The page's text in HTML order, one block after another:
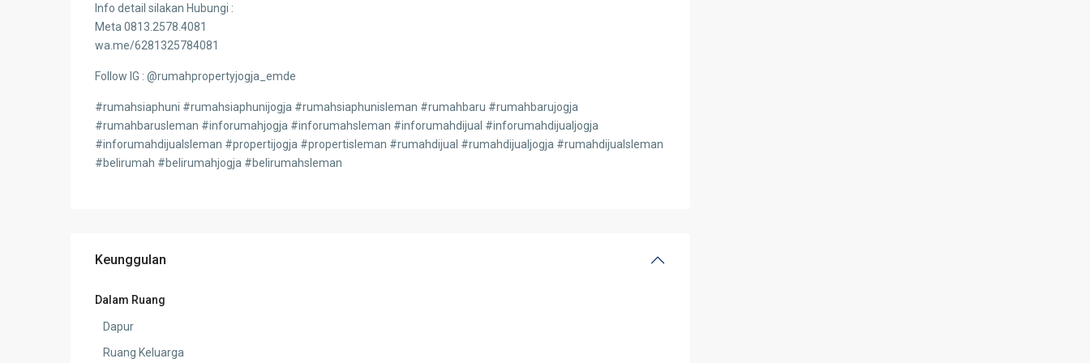
Info detail silakan Hubungi :
Meta 0813.2578.4081
wa.me/6281325784081
Follow IG : @rumahpropertyjogja_emde
#rumahsiaphuni #rumahsiaphunijogja #rumahsiaphunisleman #rumahbaru #rumahbarujogja
#rumahbarusleman #inforumahjogja #inforumahsleman #inforumahdijual #inforumahdijualjogja
#inforumahdijualsleman #propertijogja #propertisleman #rumahdijual #rumahdijualjogja #rumahdijualsleman
#belirumah #belirumahjogja #belirumahsleman
Keunggulan
Dalam Ruang
Dapur
Ruang Keluarga